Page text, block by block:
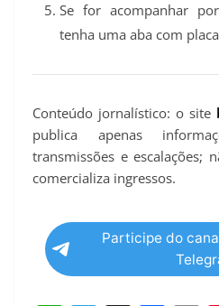
Se for acompanhar
tenha uma aba com
Conteúdo jornalístico: o site
publica apenas
transmissões e escalações;
comercializa ingressos.
Participe do